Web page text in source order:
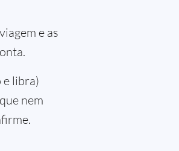
e as
e libra)
nem